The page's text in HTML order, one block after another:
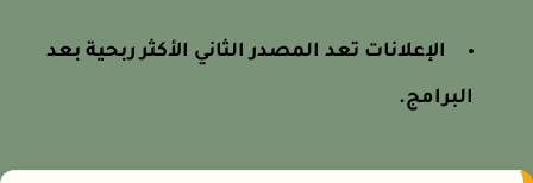
الإعلانات تعد المصدر الثاني الأكثر ربحية بعد
البرامج.